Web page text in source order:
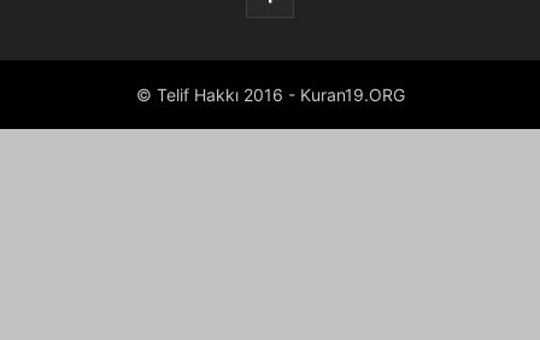
© Telif Hakkı 2016 - Kuran19.ORG